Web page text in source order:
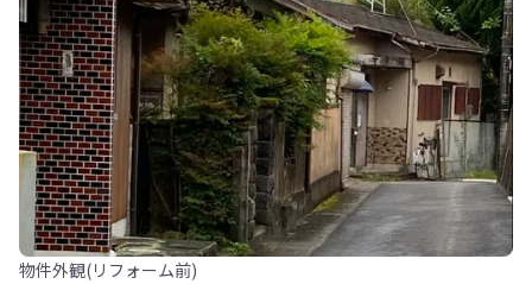
物件外観(リフォーム前)